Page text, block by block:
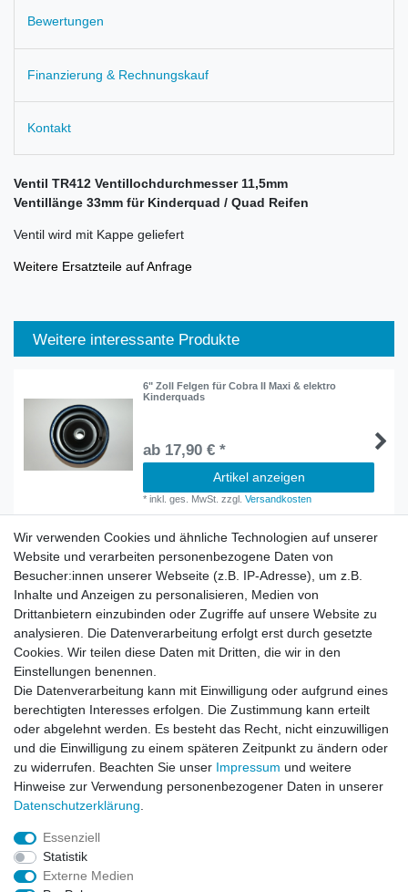
Bewertungen
Finanzierung & Rechnungskauf
Kontakt
Ventil TR412 Ventillochdurchmesser 11,5mm
Ventillänge 33mm für Kinderquad / Quad Reifen
Ventil wird mit Kappe geliefert
Weitere Ersatzteile auf Anfrage
Weitere interessante Produkte
6" Zoll Felgen für Cobra II Maxi & elektro
Kinderquads
ab 17,90 € *
Artikel anzeigen
*inkl. ges. MwSt. zzgl.Versandkosten
Rechtliches
AGB
Widerrufsrecht
Impressum
Datenschutzerklärung
Service
Kontakt
Datenschutzerklärung
FAQ / Ratgeber
Kinderquad
E-Bikes / Pedelecs
Dirt Bike & Pocketbike
Quad & ATV
Wir verwenden Cookies und ähnliche Technologien auf unserer
Website und verarbeiten personenbezogene Daten von
Besucher:innen unserer Webseite (z.B. IP-Adresse), um z.B.
Inhalte und Anzeigen zu personalisieren, Medien von
Drittanbietern einzubinden oder Zugriffe auf unsere Website zu
analysieren. Die Datenverarbeitung erfolgt erst durch gesetzte
Cookies. Wir teilen diese Daten mit Dritten, die wir in den
Einstellungen benennen.
Die Datenverarbeitung kann mit Einwilligung oder aufgrund eines
berechtigten Interesses erfolgen. Die Zustimmung kann erteilt
oder abgelehnt werden. Es besteht das Recht, nicht einzuwilligen
und die Einwilligung zu einem späteren Zeitpunkt zu ändern oder
zu widerrufen. Beachten Sie unser Impressum und weitere
Hinweise zur Verwendung personenbezogener Daten in unserer
Daten­schutz­erklärung
Essenziell
Statistik
Externe Medien